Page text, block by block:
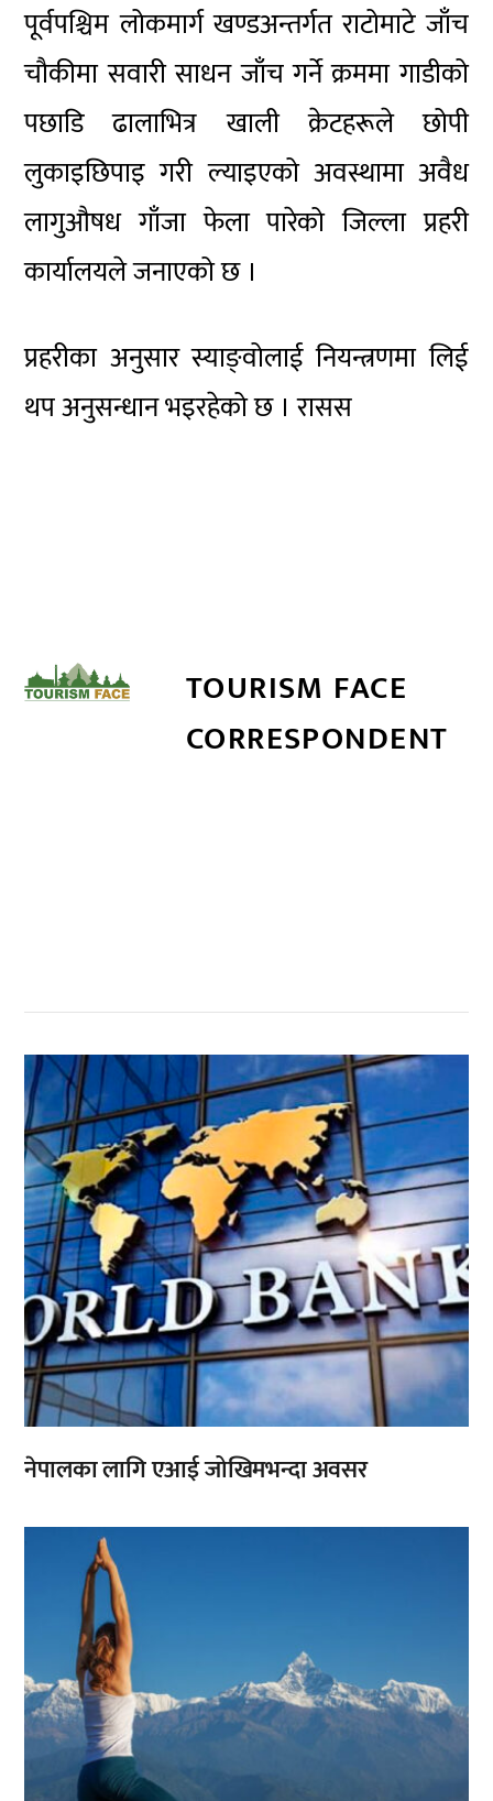
पूर्वपश्चिम लोकमार्ग खण्डअन्तर्गत राटोमाटे जाँच
चौकीमा सवारी साधन जाँच गर्ने क्रममा गाडीको
पछाडि ढालाभित्र खाली क्रेटहरूले छोपी
लुकाइछिपाइ गरी ल्याइएको अवस्थामा अवैध
लागुऔषध गाँजा फेला पारेको जिल्ला प्रहरी
कार्यालयले जनाएको छ ।
प्रहरीका अनुसार स्याङ्वोलाई नियन्त्रणमा लिई
थप अनुसन्धान भइरहेको छ । रासस
TOURISM FACE
CORRESPONDENT
नेपालका लागि एआई जोखिमभन्दा अवसर